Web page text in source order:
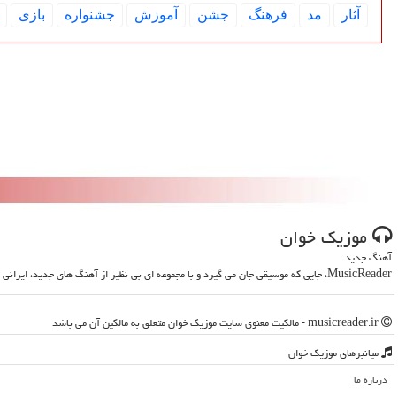
آثار مد فرهنگ جشن آموزش جشنواره بازی
موزیك خوان
آهنگ جدید
MusicReader، جایی که موسیقی جان می گیرد و با مجموعه ای بی نظیر از آهنگ های جدید، ایرانی و خارجی، روحت را تازه می کند
میانبرهای موزیك خوان
درباره ما